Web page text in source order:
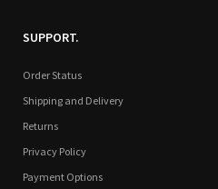
SUPPORT.
Order Status
Shipping and Delivery
Returns
Privacy Policy
Payment Options